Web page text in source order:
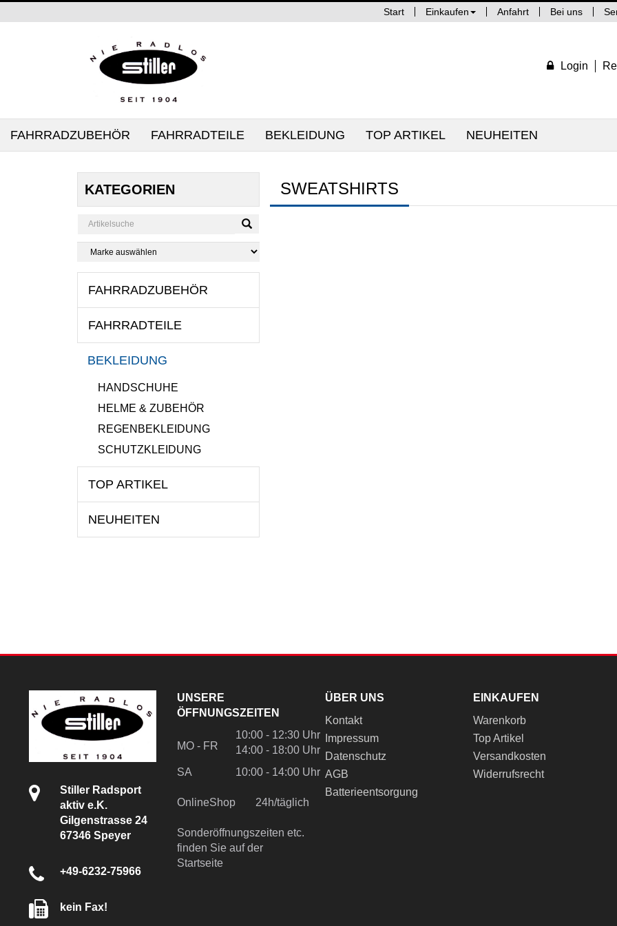
Start Einkaufen Anfahrt Bei uns
Login
FAHRRADZUBEHÖR FAHRRADTEILE BEKLEIDUNG TOP ARTIKEL NEUHEITEN
KATEGORIEN
FAHRRADZUBEHÖR
FAHRRADTEILE
BEKLEIDUNG
HANDSCHUHE
HELME & ZUBEHÖR
REGENBEKLEIDUNG
SCHUTZKLEIDUNG
TOP ARTIKEL
NEUHEITEN
SWEATSHIRTS
Stiller Radsport
aktiv e.K.
Gilgenstrasse 24
67346 Speyer
+49-6232-75966
kein Fax!
UNSERE
ÖFFNUNGSZEITEN
MO - FR
10:00 - 12:30 Uhr
14:00 - 18:00 Uhr
SA
10:00 - 14:00 Uhr
OnlineShop 24h/täglich
Sonderöffnungszeiten etc.
finden Sie auf der
Startseite
ÜBER UNS
Kontakt
Impressum
Datenschutz
AGB
Batterieentsorgung
EINKAUFEN
Warenkorb
Top Artikel
Versandkosten
Widerrufsrecht